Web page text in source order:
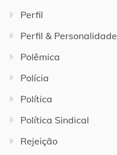
Perfil
Perfil & Personalidade
Polêmica
Polícia
Política
Política Sindical
Rejeição